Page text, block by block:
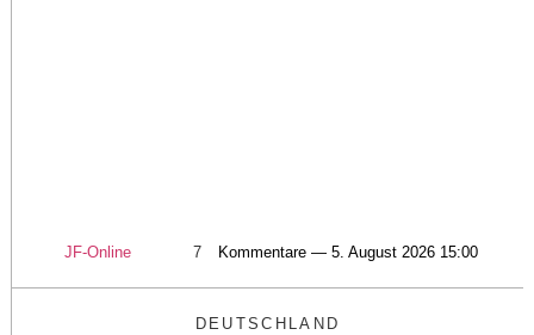
JF-Online 7 Kommentare — 5. August 2026 15:00
DEUTSCHLAND